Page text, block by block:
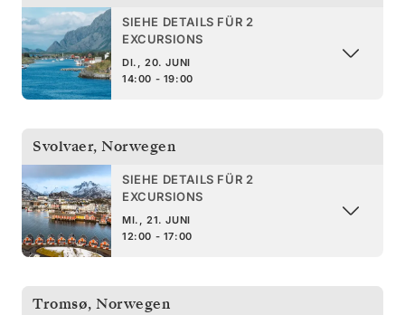
SIEHE DETAILS FÜR 2
EXCURSIONS
DI., 20. JUNI
14:00 - 19:00
Svolvaer, Norwegen
SIEHE DETAILS FÜR 2
EXCURSIONS
MI., 21. JUNI
12:00 - 17:00
Tromsø, Norwegen